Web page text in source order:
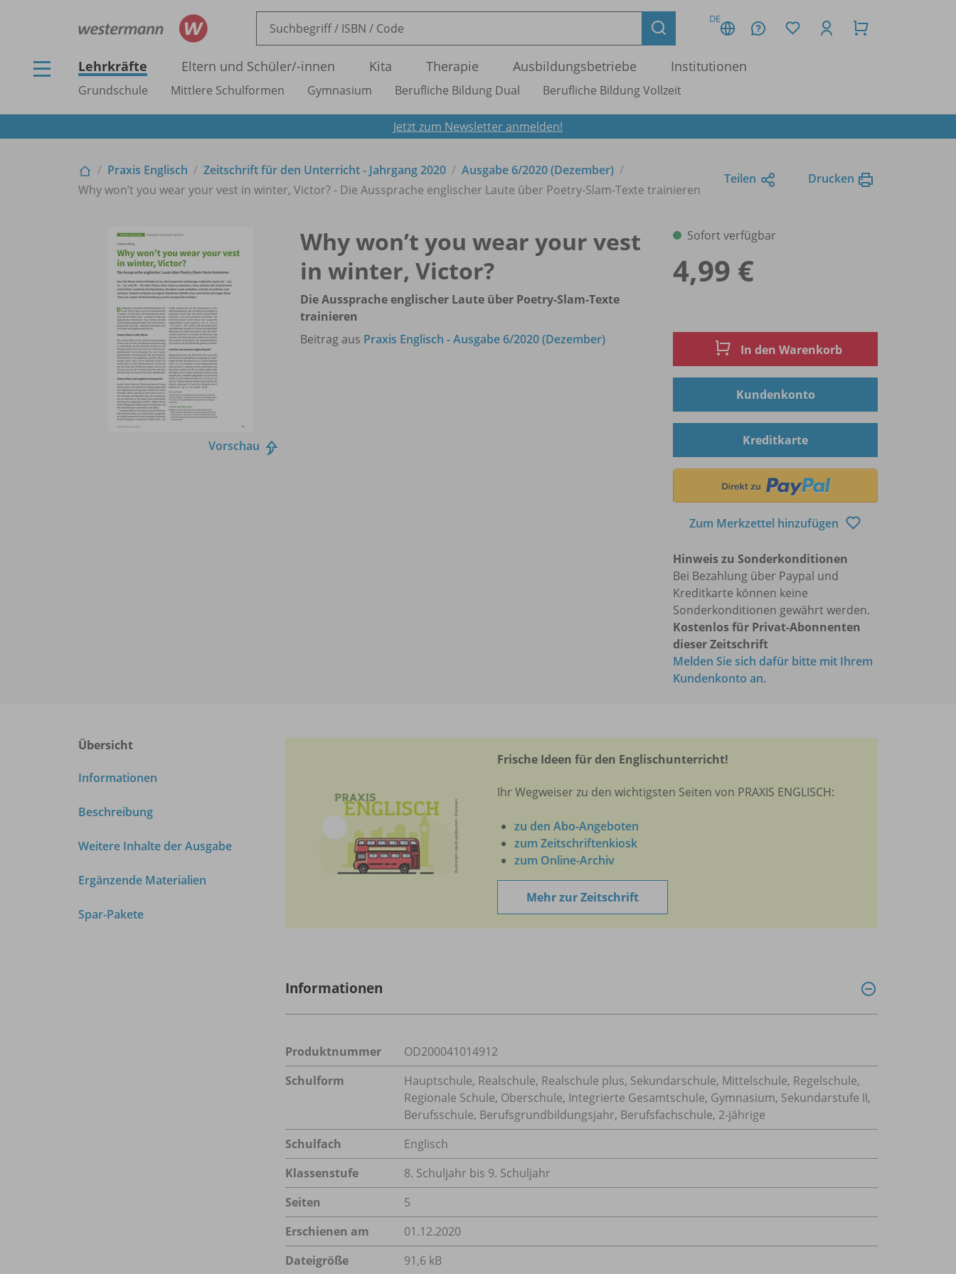
DE
Lehrkräfte Eltern und Schüler/-innen Kita Therapie Ausbildungsbetriebe Institutionen
Grundschule Mittlere Schulformen Gymnasium Berufliche Bildung Dual Berufliche Bildung Vollzeit
Jetzt zum Newsletter anmelden!
Praxis Englisch Zeitschrift für den Unterricht - Jahrgang 2020 Ausgabe 6/2020 (Dezember)
Why won’t you wear your vest in winter, Victor? - Die Aussprache englischer Laute über Poetry-Slam-Texte trainieren
Teilen Drucken
Vorschau
Why won’t you wear your vest
in winter, Victor?
Die Aussprache englischer Laute über Poetry-Slam-Texte
trainieren
Beitrag aus Praxis Englisch - Ausgabe 6/2020 (Dezember)
Sofort verfügbar
4,99 €
In den Warenkorb
Kundenkonto
Kreditkarte
Zum Merkzettel hinzufügen
Hinweis zu Sonderkonditionen
Bei Bezahlung über Paypal und
Kreditkarte können keine
Sonderkonditionen gewährt werden.
Kostenlos für Privat-Abonnenten
dieser Zeitschrift
Melden Sie sich dafür bitte mit Ihrem
Kundenkonto an.
Übersicht
Informationen
Beschreibung
Weitere Inhalte der Ausgabe
Ergänzende Materialien
Spar-Pakete
Frische Ideen für den Englischunterricht!
Ihr Wegweiser zu den wichtigsten Seiten von PRAXIS ENGLISCH:
zu den Abo-Angeboten
zum Zeitschriftenkiosk
zum Online-Archiv
Mehr zur Zeitschrift
Informationen
Produktnummer
OD200041014912
Schulform
Hauptschule, Realschule, Realschule plus, Sekundarschule, Mittelschule, Regelschule,
Regionale Schule, Oberschule, Integrierte Gesamtschule, Gymnasium, Sekundarstufe II,
Berufsschule, Berufsgrundbildungsjahr, Berufsfachschule, 2-jährige
Schulfach
Englisch
Klassenstufe
8. Schuljahr bis 9. Schuljahr
Seiten
5
Erschienen am
01.12.2020
Dateigröße
91,6 kB